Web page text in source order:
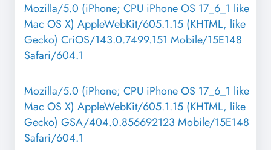
Mozilla/5.0 (iPhone; CPU iPhone OS 17_6_1 like
Mac OS X) AppleWebKit/605.1.15 (KHTML, like
Gecko) CriOS/143.0.7499.151 Mobile/15E148
Safari/604.1
Mozilla/5.0 (iPhone; CPU iPhone OS 17_6_1 like
Mac OS X) AppleWebKit/605.1.15 (KHTML, like
Gecko) GSA/404.0.856692123 Mobile/15E148
Safari/604.1